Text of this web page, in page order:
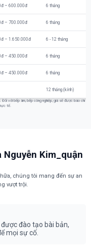
– 600.000đ 6 tháng
– 700.000đ 6 tháng
– 1.650.000đ 6 - 12 tháng
– 450.000đ 6 tháng
– 450.000đ 6 tháng
12 tháng (kính)
với bếp âm, bếp công nghiệp, giá sẽ được báo chi
tế.
Nguyễn Kim_quận
chúng tôi mang đến sự an
vượt trội.
đào tạo bài bản,
mọi sự cố.